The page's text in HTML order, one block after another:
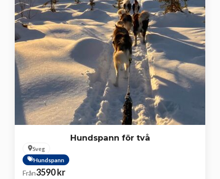
Hundspann för två
Sveg
Hundspann
Från3590kr